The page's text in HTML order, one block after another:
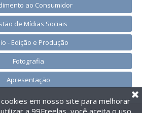
ao Consumidor
de Mídias Sociais
- Edição e Produção
Fotografia
Apresentação
em nosso site para melhorar
a 99Freelas, você aceita o uso